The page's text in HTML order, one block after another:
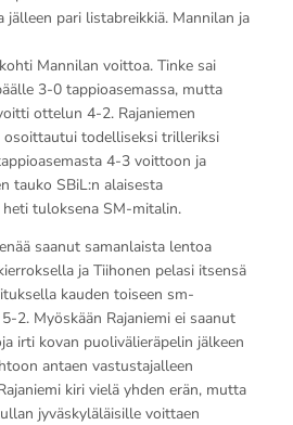
jälleen pari listabreikkiä. Mannilan ja
Mannilan voittoa. Tinke sai
3-0 tappioasemassa, mutta
ottelun 4-2. Rajaniemen
osoittautui todelliseksi trilleriksi
4-3 voittoon ja
tauko SBiL:n alaisesta
tuloksena SM-mitalin.
saanut samanlaista lentoa
ja Tiihonen pelasi itsensä
kauden toiseen sm-
2. Myöskään Rajaniemi ei saanut
irti kovan puolivälieräpelin jälkeen
antaen vastustajalleen
kiri vielä yhden erän, mutta
jyväskyläläisille voittaen